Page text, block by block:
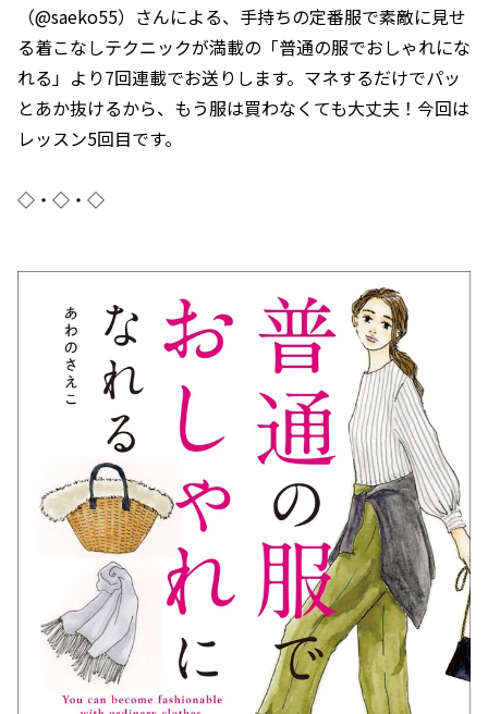
（@saeko55）さんによる、手持ちの定番服で素敵に見せ
る着こなしテクニックが満載の「普通の服でおしゃれにな
れる」より7回連載でお送りします。マネするだけでパッ
とあか抜けるから、もう服は買わなくても大丈夫！今回は
レッスン5回目です。
◇・◇・◇